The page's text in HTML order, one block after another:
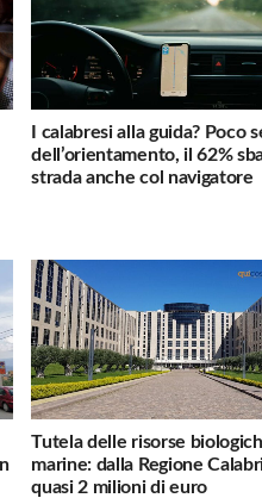
I calabresi alla guida? Poco
dell’orientamento, il 62%
strada anche col navigatore
Tutela delle risorse
marine: dalla Regione
quasi 2 milioni di euro